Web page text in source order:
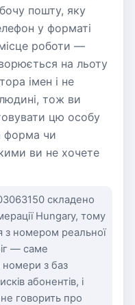
пошту, яку
у форматі
роботи —
на льоту
імен і не
тож ви
цю особу
форма чи
ви не хочете
складено
Hungary, тому
з номером реальної
— саме
номери з баз
абонентів, і
говорить про